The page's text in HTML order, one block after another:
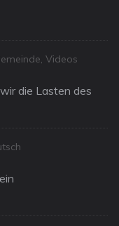
, Videos
die Lasten des